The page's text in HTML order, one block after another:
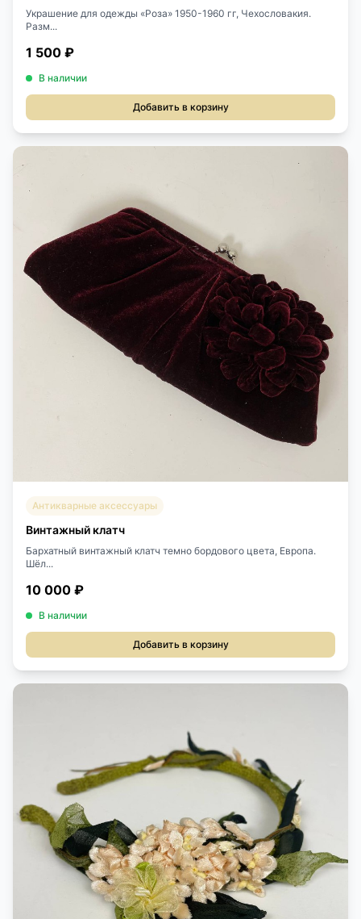
Украшение для одежды «Роза» 1950-1960 гг, Чехословакия.
Разм...
1 500 ₽
В наличии
Добавить в корзину
Антикварные аксессуары
Винтажный клатч
Бархатный винтажный клатч темно бордового цвета, Европа.
Шёл...
10 000 ₽
В наличии
Добавить в корзину